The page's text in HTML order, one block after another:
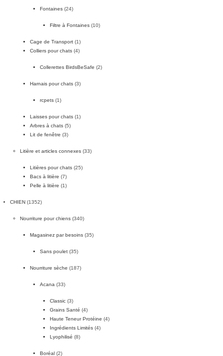
Fontaines (24)
Filtre à Fontaines (10)
Cage de Transport (1)
Colliers pour chats (4)
Collerettes BirdsBeSafe (2)
Harnais pour chats (3)
rcpets (1)
Laisses pour chats (1)
Arbres à chats (5)
Lit de fenêtre (3)
Litière et articles connexes (33)
Litières pour chats (25)
Bacs à litière (7)
Pelle à litière (1)
CHIEN (1352)
Nourriture pour chiens (340)
Magasinez par besoins (35)
Sans poulet (35)
Nourriture sèche (187)
Acana (33)
Classic (3)
Grains Santé (4)
Haute Teneur Protéine (4)
Ingrédients Limités (4)
Lyophilisé (8)
Boréal (2)